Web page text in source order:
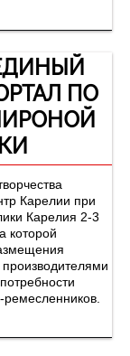
ПО
Карелии при
Карелия 2-3
которой
ремесленников.